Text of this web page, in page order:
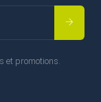
et promotions.